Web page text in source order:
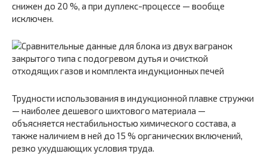
снижен до 20 %, а при дуплекс-процессе — вообще
исключен.
Трудности использования в индукционной плавке стружки
— наиболее дешевого шихтового материала —
объясняется нестабильностью химического состава, а
также наличием в ней до 15 % органических включений,
резко ухудшающих условия труда.